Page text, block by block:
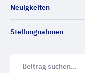
Neuigkeiten
Stellungnahmen